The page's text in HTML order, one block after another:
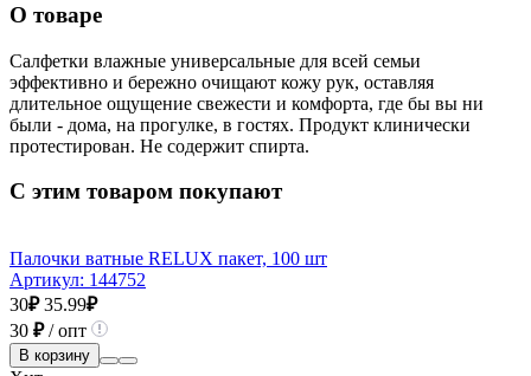
О товаре
Салфетки влажные универсальные для всей семьи
эффективно и бережно очищают кожу рук, оставляя
длительное ощущение свежести и комфорта, где бы вы ни
были - дома, на прогулке, в гостях. Продукт клинически
протестирован. Не содержит спирта.
С этим товаром покупают
Палочки ватные RELUX пакет, 100 шт
Артикул: 144752
30₽ 35.99₽
30 ₽/ опт
В корзину